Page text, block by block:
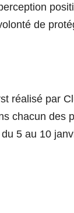
de
réalisé par
chacun des
5 au 10